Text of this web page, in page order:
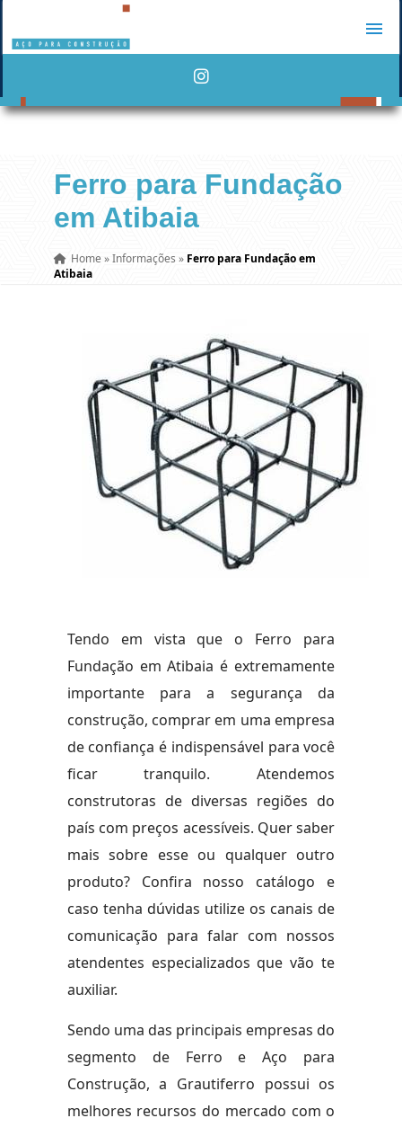
Ferro para Fundação
em Atibaia
Home »Informações » Ferro para Fundação em
Atibaia
Tendo em vista que o Ferro para
Fundação em Atibaia é extremamente
importante para a segurança da
construção, comprar em uma empresa
de confiança é indispensável para você
ficar tranquilo. Atendemos
construtoras de diversas regiões do
país com preços acessíveis. Quer saber
mais sobre esse ou qualquer outro
produto? Confira nosso catálogo e
caso tenha dúvidas utilize os canais de
comunicação para falar com nossos
atendentes especializados que vão te
auxiliar.
Sendo uma das principais empresas do
segmento de Ferro e Aço para
Construção, a Grautiferro possui os
melhores recursos do mercado com o